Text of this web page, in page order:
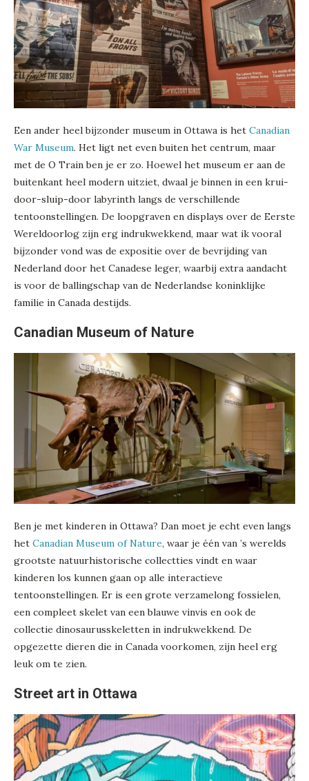
Een ander heel bijzonder museum in Ottawa is het Canadian
War Museum. Het ligt net even buiten het centrum, maar
met de O Train ben je er zo. Hoewel het museum er aan de
buitenkant heel modern uitziet, dwaal je binnen in een krui-
door-sluip-door labyrinth langs de verschillende
tentoonstellingen. De loopgraven en displays over de Eerste
Wereldoorlog zijn erg indrukwekkend, maar wat ik vooral
bijzonder vond was de expositie over de bevrijding van
Nederland door het Canadese leger, waarbij extra aandacht
is voor de ballingschap van de Nederlandse koninklijke
familie in Canada destijds.
Canadian Museum of Nature
Ben je met kinderen in Ottawa? Dan moet je echt even langs
het Canadian Museum of Nature, waar je één van ’s werelds
grootste natuurhistorische collectties vindt en waar
kinderen los kunnen gaan op alle interactieve
tentoonstellingen. Er is een grote verzamelong fossielen,
een compleet skelet van een blauwe vinvis en ook de
collectie dinosaurusskeletten in indrukwekkend. De
opgezette dieren die in Canada voorkomen, zijn heel erg
leuk om te zien.
Street art in Ottawa